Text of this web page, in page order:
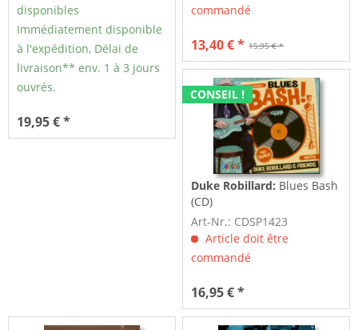
disponibles
Immédiatement disponible
à l'expédition, Délai de
livraison** env. 1 à 3 jours
ouvrés.
19,95 € *
commandé
15,95 € *
13,40 € *
CONSEIL !
Duke Robillard: Blues Bash
(CD)
Art-Nr.: CDSP1423
Article doit être
commandé
16,95 € *